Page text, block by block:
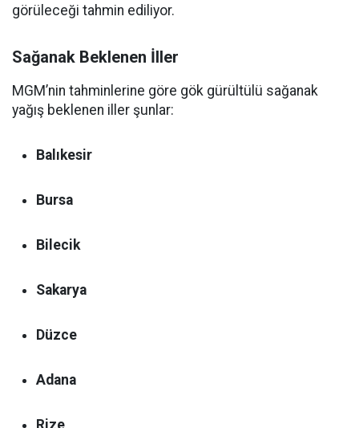
görüleceği tahmin ediliyor.
Sağanak Beklenen İller
MGM’nin tahminlerine göre gök gürültülü sağanak
yağış beklenen iller şunlar:
Balıkesir
Bursa
Bilecik
Sakarya
Düzce
Adana
Rize